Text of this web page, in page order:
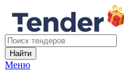
Найти
Меню